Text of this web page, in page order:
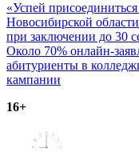
Навигация
по
записям
«Успей
Новосибирской
при заключении до 30
Около 70% онлайн-
абитуриенты в
кампании
16+